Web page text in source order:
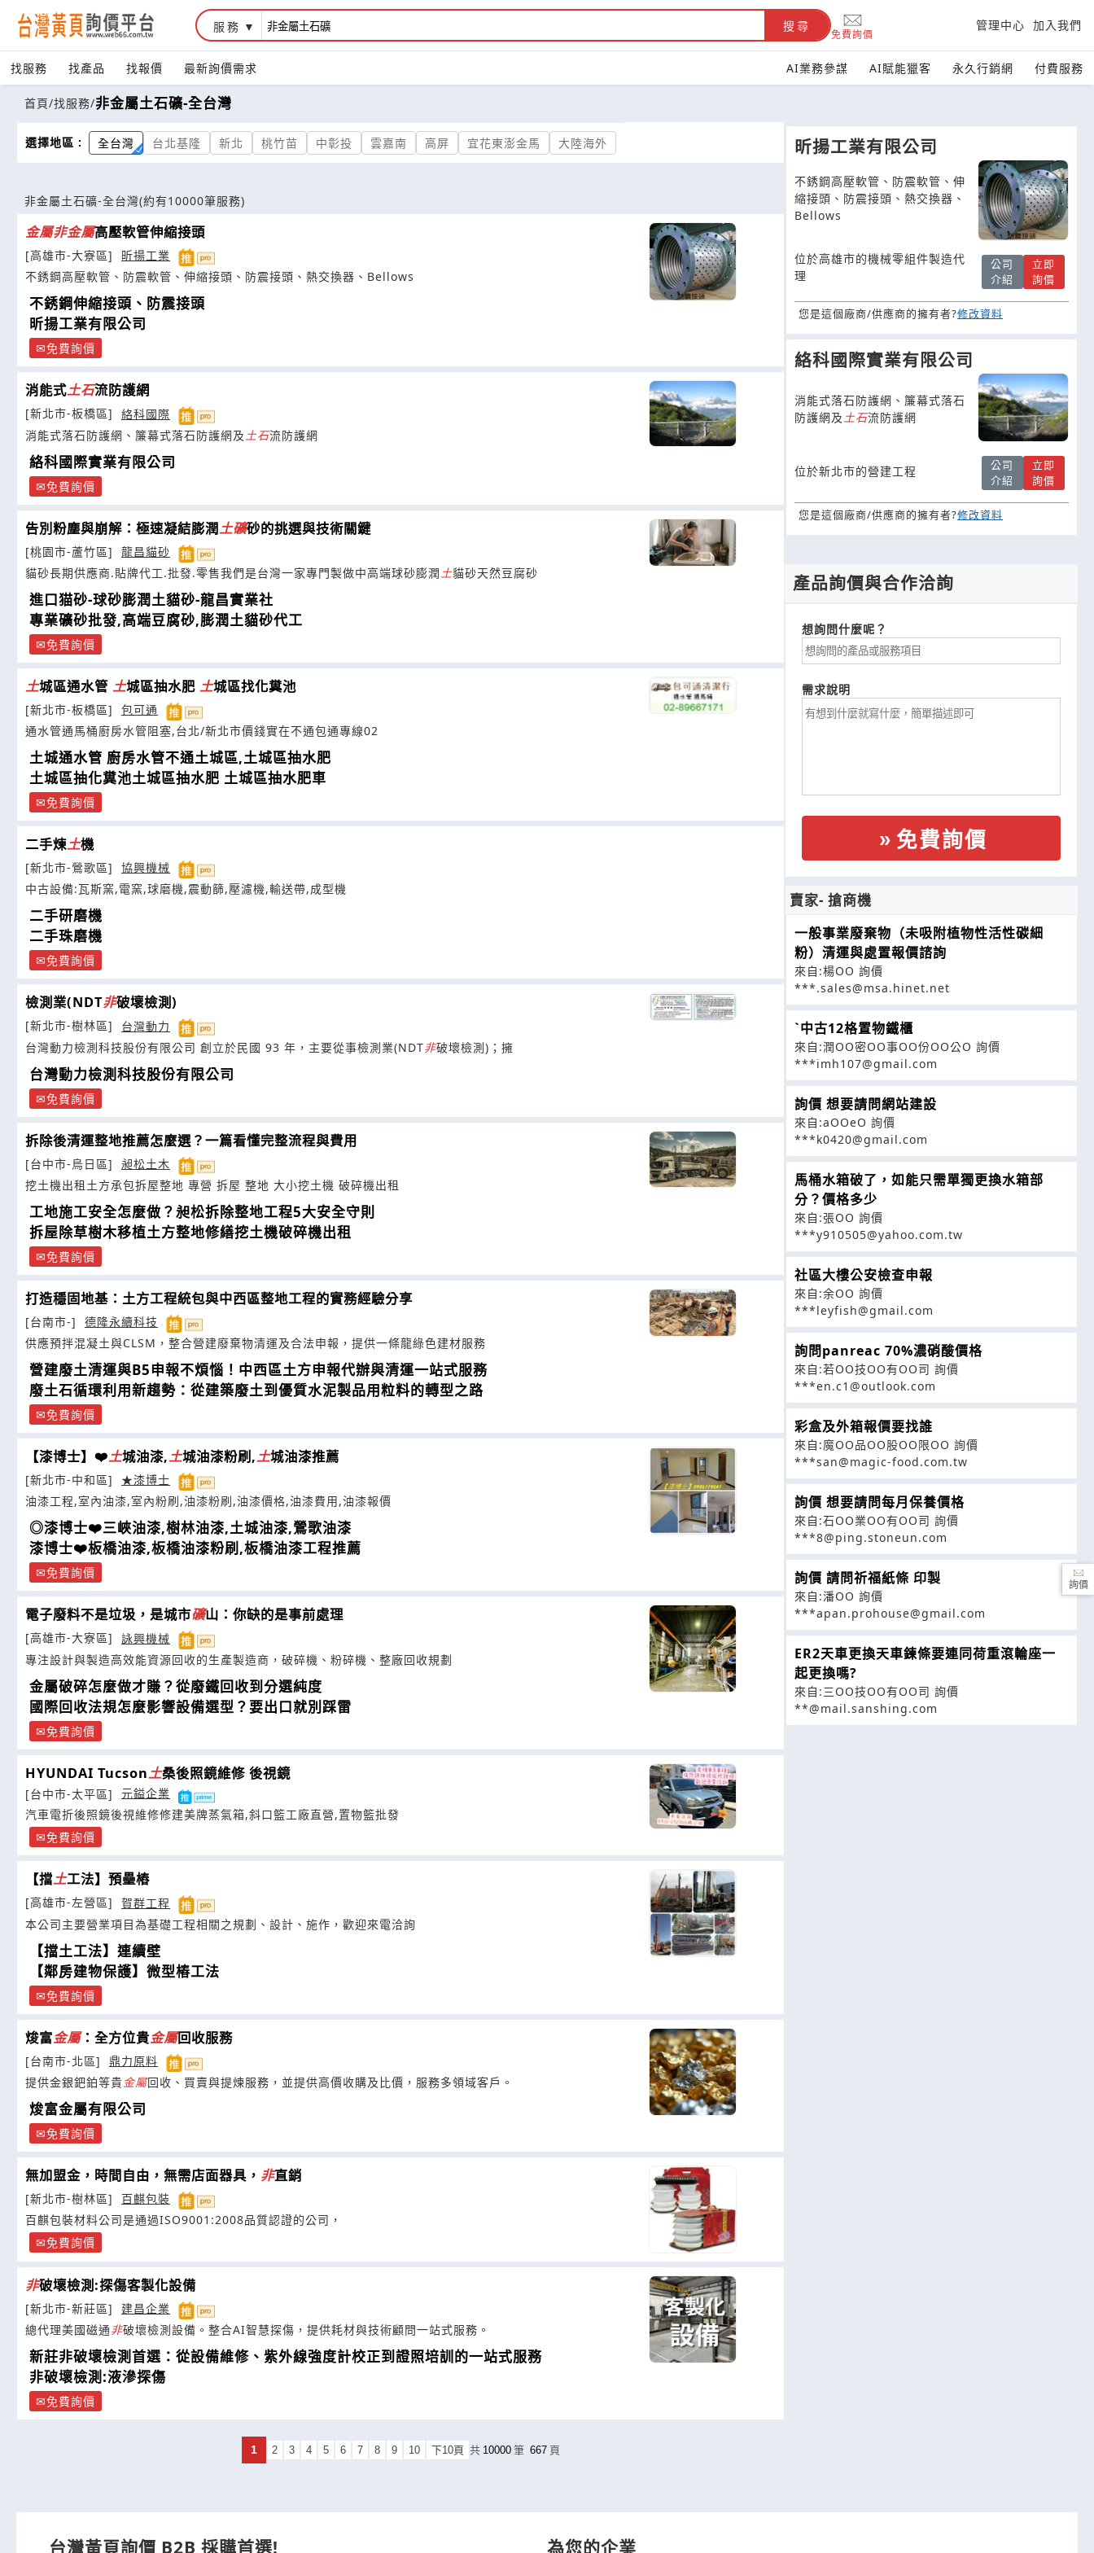
服務 搜尋
免費詢價
管理中心 加入我們
找服務 找產品 找報價 最新詢價需求 AI業務參謀 AI賦能獵客 永久行銷網 付費服務
首頁/找服務/非金屬土石礦-全台灣
選擇地區 : 全台灣 台北基隆 新北 桃竹苗 中彰投 雲嘉南 高屏 宜花東澎金馬 大陸海外
非金屬土石礦-全台灣(約有10000筆服務)
金屬非金屬高壓軟管伸縮接頭
[高雄市-大寮區]
昕揚工業
不銹鋼高壓軟管、防震軟管、伸縮接頭、防震接頭、熱交換器、Bellows
不銹鋼伸縮接頭、防震接頭
昕揚工業有限公司
免費詢價
消能式土石流防護網
[新北市-板橋區]
絡科國際
消能式落石防護網、簾幕式落石防護網及 土石流防護網
絡科國際實業有限公司
免費詢價
告別粉塵與崩解：極速凝結膨潤土礦砂的挑選與技術關鍵
[桃園市-蘆竹區]
龍昌貓砂
貓砂長期供應商.貼牌代工.批發.零售我們是台灣一家專門製做中高端球砂膨潤 土貓砂天然豆腐砂
進口猫砂-球砂膨潤土貓砂-龍昌實業社
專業礦砂批發,高端豆腐砂,膨潤土貓砂代工
免費詢價
土城區通水管 土城區抽水肥 土城區找化糞池
[新北市-板橋區]
包可通
通水管通馬桶廚房水管阻塞,台北/新北市價錢實在不通包通專線02
土城通水管 廚房水管不通土城區,土城區抽水肥
土城區抽化糞池土城區抽水肥 土城區抽水肥車
免費詢價
二手煉土機
[新北市-鶯歌區]
協興機械
中古設備:瓦斯窯,電窯,球磨機,震動篩,壓濾機,輸送帶,成型機
二手研磨機
二手珠磨機
免費詢價
檢測業(NDT非破壞檢測)
[新北市-樹林區]
台灣動力
台灣動力檢測科技股份有限公司 創立於民國 93 年，主要從事檢測業(NDT非破壞檢測)；擁
台灣動力檢測科技股份有限公司
免費詢價
拆除後清運整地推薦怎麼選？一篇看懂完整流程與費用
[台中市-烏日區]
昶松土木
挖土機出租土方承包拆屋整地 專營 拆屋 整地 大小挖土機 破碎機出租
工地施工安全怎麼做？昶松拆除整地工程5大安全守則
拆屋除草樹木移植土方整地修繕挖土機破碎機出租
免費詢價
打造穩固地基：土方工程統包與中西區整地工程的實務經驗分享
[台南市-]
德隆永續科技
供應預拌混凝土與CLSM，整合營建廢棄物清運及合法申報，提供一條龍綠色建材服務
營建廢土清運與B5申報不煩惱！中西區土方申報代辦與清運一站式服務
廢土石循環利用新趨勢：從建築廢土到優質水泥製品用粒料的轉型之路
免費詢價
【漆博士】❤️土城油漆,土城油漆粉刷,土城油漆推薦
[新北市-中和區]
★漆博士
油漆工程,室內油漆,室內粉刷,油漆粉刷,油漆價格,油漆費用,油漆報價
◎漆博士❤️三峽油漆,樹林油漆,土城油漆,鶯歌油漆
漆博士❤️板橋油漆,板橋油漆粉刷,板橋油漆工程推薦
免費詢價
電子廢料不是垃圾，是城市礦山：你缺的是事前處理
[高雄市-大寮區]
詠興機械
專注設計與製造高效能資源回收的生產製造商，破碎機、粉碎機、整廠回收規劃
金屬破碎怎麼做才賺？從廢鐵回收到分選純度
國際回收法規怎麼影響設備選型？要出口就別踩雷
免費詢價
HYUNDAI Tucson土桑後照鏡維修 後視鏡
[台中市-太平區]
元鎰企業
汽車電折後照鏡後視維修修建美牌蒸氣箱,斜口籃工廠直營,置物籃批發
免費詢價
【擋土工法】預壘樁
[高雄市-左營區]
賀群工程
本公司主要營業項目為基礎工程相關之規劃、設計、施作，歡迎來電洽詢
【擋土工法】連續壁
【鄰房建物保護】微型樁工法
免費詢價
焌富金屬：全方位貴金屬回收服務
[台南市-北區]
鼎力原料
提供金銀鈀鉑等貴金屬回收、買賣與提煉服務，並提供高價收購及比價，服務多領域客戶。
焌富金屬有限公司
免費詢價
無加盟金，時間自由，無需店面器具， 非直銷
[新北市-樹林區]
百麒包裝
百麒包裝材料公司是通過ISO9001:2008品質認證的公司，
免費詢價
非破壞檢測:探傷客製化設備
[新北市-新莊區]
建昌企業
總代理美國磁通非破壞檢測設備。整合AI智慧探傷，提供耗材與技術顧問一站式服務。
新莊非破壞檢測首選：從設備維修、紫外線強度計校正到證照培訓的一站式服務
非破壞檢測:液滲探傷
免費詢價
1 2 3 4 5 6 7 8 9 10 下10頁 共 10000 筆 667 頁
昕揚工業有限公司
不銹鋼高壓軟管、防震軟管、伸
縮接頭、防震接頭、熱交換器、
Bellows
位於高雄市的機械零組件製造代
理
公司
介紹
立即
詢價
您是這個廠商/供應商的擁有者?修改資料
絡科國際實業有限公司
消能式落石防護網、簾幕式落石
防護網及土石流防護網
位於新北市的營建工程
公司
介紹
立即
詢價
您是這個廠商/供應商的擁有者?修改資料
產品詢價與合作洽詢
想詢問什麼呢？
需求說明
免費詢價
賣家- 搶商機
一般事業廢棄物（未吸附植物性活性碳細
粉）清運與處置報價諮詢
來自:楊OO 詢價
***.sales@msa.hinet.net
ˋ中古12格置物鐵櫃
來自:潤OO密OO事OO份OO公O 詢價
***imh107@gmail.com
詢價 想要請問網站建設
來自:aOOeO 詢價
***k0420@gmail.com
馬桶水箱破了，如能只需單獨更換水箱部
分？價格多少
來自:張OO 詢價
***y910505@yahoo.com.tw
社區大樓公安檢查申報
來自:余OO 詢價
***leyfish@gmail.com
詢問panreac 70%濃硝酸價格
來自:若OO技OO有OO司 詢價
***en.c1@outlook.com
彩盒及外箱報價要找誰
來自:魔OO品OO股OO限OO 詢價
***san@magic-food.com.tw
詢價 想要請問每月保養價格
來自:石OO業OO有OO司 詢價
***8@ping.stoneun.com
詢價 請問祈福紙條 印製
來自:潘OO 詢價
***apan.prohouse@gmail.com
ER2天車更換天車鍊條要連同荷重滾輪座一
起更換嗎?
來自:三OO技OO有OO司 詢價
**@mail.sanshing.com
台灣黃頁詢價 B2B 採購首選! 為您的企業
詢價